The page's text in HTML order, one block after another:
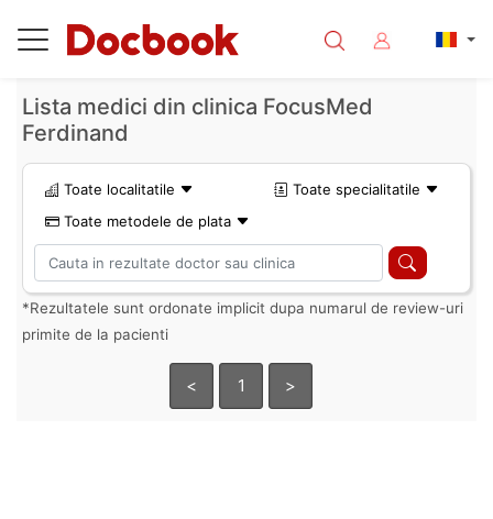
Lista medici din clinica FocusMed
Ferdinand
Toate localitatile
Toate specialitatile
Toate metodele de plata
*Rezultatele sunt ordonate implicit dupa numarul de review-uri
primite de la pacienti
< 1 >